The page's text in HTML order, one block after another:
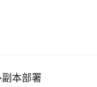
本部署